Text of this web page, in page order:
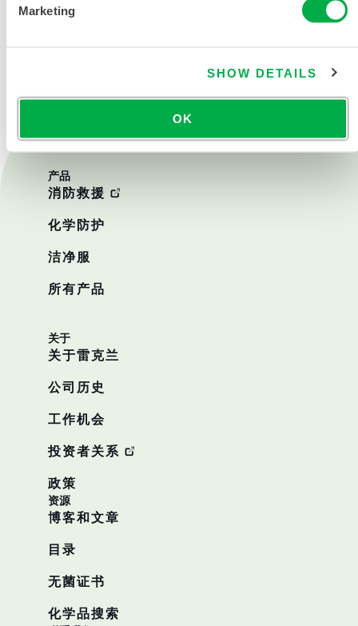
Marketing
SHOW DETAILS
OK
产品
消防救援
化学防护
洁净服
所有产品
关于
关于雷克兰
公司历史
工作机会
投资者关系
政策
资源
博客和文章
目录
无菌证书
化学品搜索